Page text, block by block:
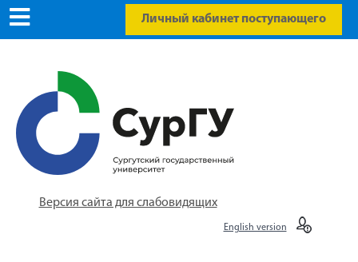
Личный кабинет поступающего
Версия сайта для слабовидящих
English version